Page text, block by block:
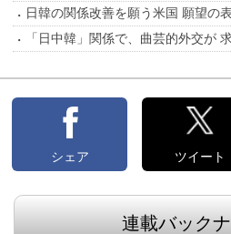
日韓の関係改善を願う米国 願望の
「日中韓」関係で、曲芸的外交が
シェア ツイート
連載バック